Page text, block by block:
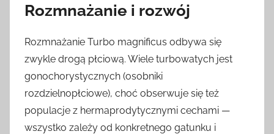
Rozmnażanie i rozwój
Rozmnażanie Turbo magnificus odbywa się
zwykle drogą płciową. Wiele turbowatych jest
gonochorystycznych (osobniki
rozdzielnopłciowe), choć obserwuje się też
populacje z hermaprodytycznymi cechami —
wszystko zależy od konkretnego gatunku i